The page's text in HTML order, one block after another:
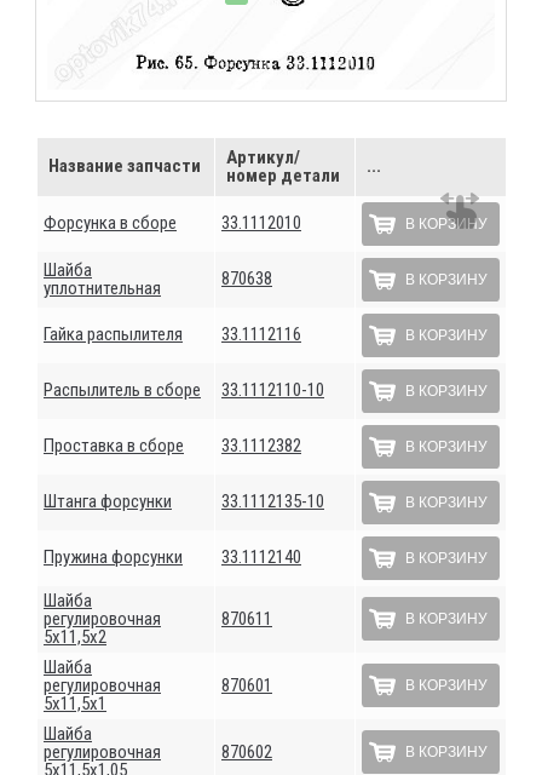
Название запчасти
Артикул/
номер детали
...
Форсунка в сборе 33.1112010 В КОРЗИНУ
Шайба
уплотнительная
870638 В КОРЗИНУ
Гайка распылителя 33.1112116 В КОРЗИНУ
Распылитель в сборе 33.1112110-10 В КОРЗИНУ
Проставка в сборе 33.1112382 В КОРЗИНУ
Штанга форсунки 33.1112135-10 В КОРЗИНУ
Пружина форсунки 33.1112140 В КОРЗИНУ
Шайба
регулировочная
5х11,5х2
870611 В КОРЗИНУ
Шайба
регулировочная
5х11,5х1
870601 В КОРЗИНУ
Шайба
регулировочная
870602 В КОРЗИНУ